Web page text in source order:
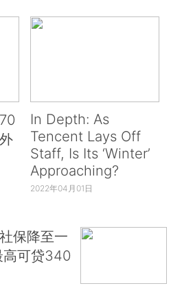
In Depth: As
Tencent Lays Off
Staff, Is Its ‘Winter’
Approaching?
2022年04月01日
保降至一
高可贷340